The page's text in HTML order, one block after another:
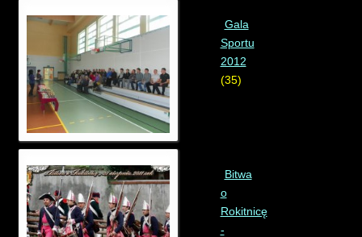
Gala
Sportu
2012
(35)
Bitwa
o
Rokitnicę
-